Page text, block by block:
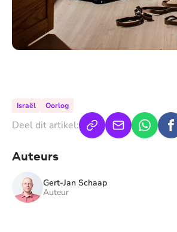
Israël Oorlog
Deel dit artikel:
Auteurs
Gert-Jan Schaap
Auteur